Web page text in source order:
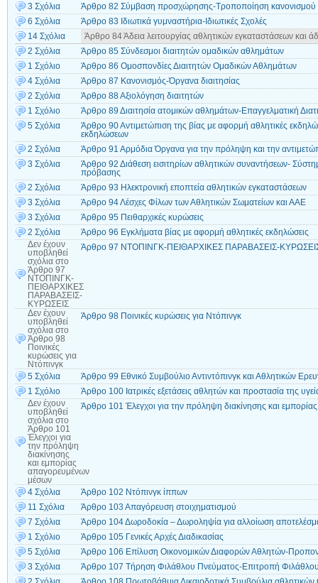
3 Σχόλια
Άρθρο 82 Σύμβαση προσχώρησης-Τροποποίηση κανονισμού
6 Σχόλια
Άρθρο 83 Ιδιωτικά γυμναστήρια-Ιδιωτικές Σχολές
14 Σχόλια
Άρθρο 84 Άδεια λειτουργίας αθλητικών εγκαταστάσεων και
2 Σχόλια
Άρθρο 85 Σύνδεσμοι διαιτητών ομαδικών αθλημάτων
1 Σχόλιο
Άρθρο 86 Ομοσπονδίες Διαιτητών Ομαδικών Αθλημάτων
4 Σχόλια
Άρθρο 87 Κανονισμός-Όργανα διαιτησίας
2 Σχόλια
Άρθρο 88 Αξιολόγηση διαιτητών
1 Σχόλιο
Άρθρο 89 Διαιτησία ατομικών αθλημάτων-Επαγγελματική
5 Σχόλια
Άρθρο 90 Αντιμετώπιση της βίας με αφορμή αθλητικές
εκδηλώσεων
2 Σχόλια
Άρθρο 91 Αρμόδια Όργανα για την πρόληψη και την
3 Σχόλια
Άρθρο 92 Διάθεση εισιτηρίων αθλητικών συναντήσεων-
πρόβασης
2 Σχόλια
Άρθρο 93 Ηλεκτρονική εποπτεία αθλητικών εγκαταστάσεων
3 Σχόλια
Άρθρο 94 Λέσχες Φίλων των Αθλητικών Σωματείων και ΑΑΕ
3 Σχόλια
Άρθρο 95 Πειθαρχικές κυρώσεις
2 Σχόλια
Άρθρο 96 Εγκλήματα βίας με αφορμή αθλητικές εκδηλώσεις
Δεν έχουν
υποβληθεί
σχόλια στο
Άρθρο 97
ΝΤΟΠΙΝΓΚ-
ΠΕΙΘΑΡΧΙΚΕΣ
ΠΑΡΑΒΑΣΕΙΣ-
ΚΥΡΩΣΕΙΣ
Άρθρο 97 ΝΤΟΠΙΝΓΚ-ΠΕΙΘΑΡΧΙΚΕΣ ΠΑΡΑΒΑΣΕΙΣ-
Δεν έχουν
υποβληθεί
σχόλια στο
Άρθρο 98
Ποινικές
κυρώσεις για
Ντόπινγκ
Άρθρο 98 Ποινικές κυρώσεις για Ντόπινγκ
5 Σχόλια
Άρθρο 99 Εθνικό Συμβούλιο Αντιντόπινγκ και Αθλητικών
1 Σχόλιο
Άρθρο 100 Ιατρικές εξετάσεις αθλητών και προστασία της
Δεν έχουν
υποβληθεί
σχόλια στο
Άρθρο 101
Έλεγχοι για
την πρόληψη
διακίνησης
και εμπορίας
απαγορευμένων
μέσων
Άρθρο 101 Έλεγχοι για την πρόληψη διακίνησης και
4 Σχόλια
Άρθρο 102 Ντόπινγκ ίππων
11 Σχόλια
Άρθρο 103 Απαγόρευση στοιχηματισμού
7 Σχόλια
Άρθρο 104 Δωροδοκία – Δωροληψία για αλλοίωση
1 Σχόλιο
Άρθρο 105 Γενικές Αρχές Διαδικασίας
5 Σχόλια
Άρθρο 106 Επίλυση Οικονομικών Διαφορών Αθλητών-
3 Σχόλια
Άρθρο 107 Τήρηση Φιλάθλου Πνεύματος-Επιτροπή